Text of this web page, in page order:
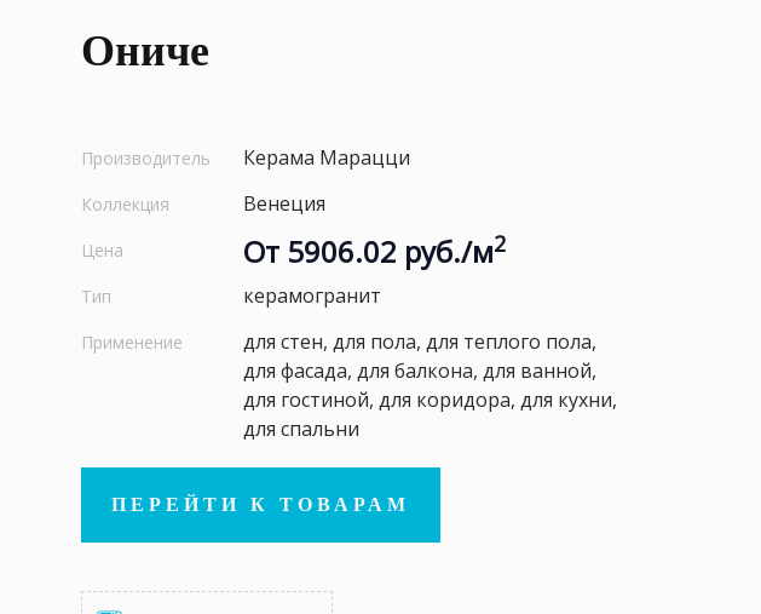
Ониче
Производитель Керама Марацци
Коллекция Венеция
Цена От 5906.02 руб./м2
Тип керамогранит
Применение
для стен, для пола, для теплого пола,
для фасада, для балкона, для ванной,
для гостиной, для коридора, для кухни,
для спальни
ПЕРЕЙТИ К ТОВАРАМ